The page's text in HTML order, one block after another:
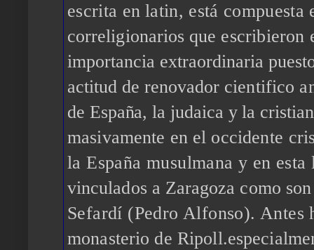
escrita enlatin, está compuesta
correligionarios que escribieron
importancia extraordinaria
actitud de renovador cientifico
de España, la judaica y la
masivamente en el occidente
la España musulmana y en
vinculados a Zaragoza como
Sefardí (Pedro Alfonso). Antes
monasterio de